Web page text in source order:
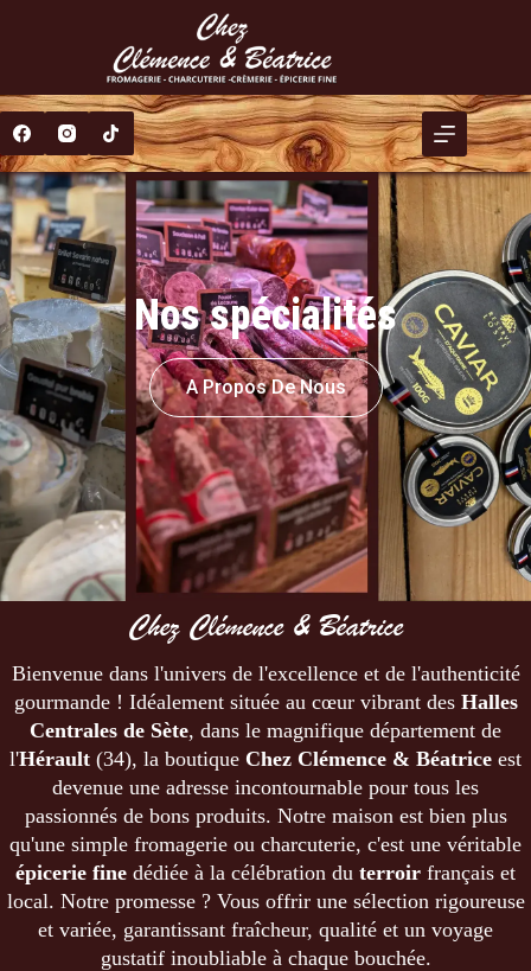
Nos spécialités
A Propos De Nous
Chez Clémence & Béatrice
Bienvenue dans l'univers de l'excellence et de l'authenticité
gourmande ! Idéalement située au cœur vibrant des Halles
Centrales de Sète, dans le magnifique département de
l'Hérault (34), la boutique Chez Clémence & Béatrice est
devenue une adresse incontournable pour tous les
passionnés de bons produits. Notre maison est bien plus
qu'une simple fromagerie ou charcuterie, c'est une véritable
épicerie fine dédiée à la célébration du terroir français et
local. Notre promesse ? Vous offrir une sélection rigoureuse
et variée, garantissant fraîcheur, qualité et un voyage
gustatif inoubliable à chaque bouchée.